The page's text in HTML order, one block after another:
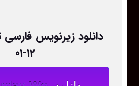
دانلود زیرنویس
12-01